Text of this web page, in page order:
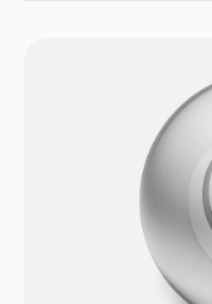
recently seen an
industries, including
services and logistics.
growth of 37% over the
anticipates continued
is projected to reach
expected annual
provider Statista.